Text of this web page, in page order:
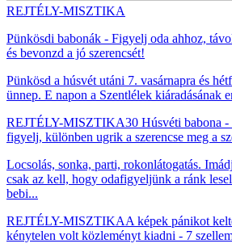
REJTÉLY-MISZTIKA
Pünkösdi babonák - Figyelj oda ahhoz,
és bevonzd a jó szerencsét!
Pünkösd a húsvét utáni 7. vasárnapra és
ünnep. E napon a Szentlélek kiáradásának
REJTÉLY-MISZTIKA30 Húsvéti babona
figyelj, különben ugrik a szerencse meg a
Locsolás, sonka, parti, rokonlátogatás.
csak az kell, hogy odafigyeljünk a ránk
bebi...
REJTÉLY-MISZTIKAA képek pánikot
kénytelen volt közleményt kiadni - 7